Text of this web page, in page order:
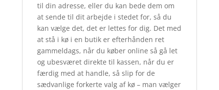
til din adresse, eller du kan bede dem om
at sende til dit arbejde i stedet for, så du
kan vælge det, det er lettes for dig. Det med
at stå i kø i en butik er efterhånden ret
gammeldags, når du køber online så gå let
og ubesværet direkte til kassen, når du er
færdig med at handle, så slip for de
sædvanlige forkerte valg af kø – man vælger